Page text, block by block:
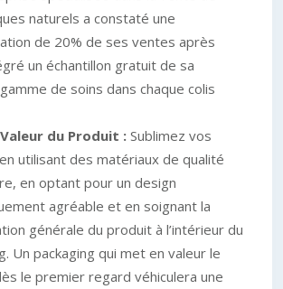
naturels a constaté une
de 20% de ses ventes après
un échantillon gratuit de sa
de soins dans chaque colis
du Produit :Sublimez vos
utilisant des matériaux de qualité
en optant pour un design
agréable et en soignant la
générale du produit à l’intérieur du
Un packaging qui met en valeur le
le premier regard véhiculera une